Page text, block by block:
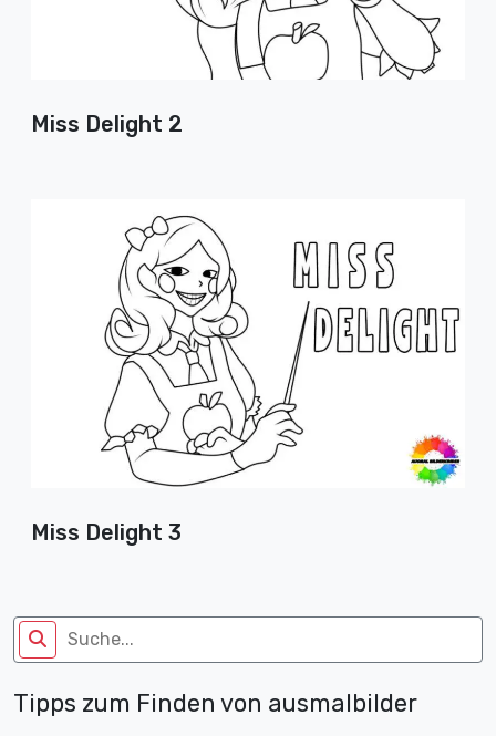
Miss Delight 2
Miss Delight 3
Tipps zum Finden von ausmalbilder